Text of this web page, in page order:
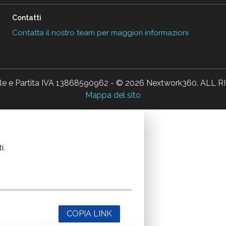
Contatti
Contatta il nostro team per maggiori informazioni
e Partita IVA 13868590962 - © 2026 Nextwork360. ALL
Mappa del sito
COPIA LINK